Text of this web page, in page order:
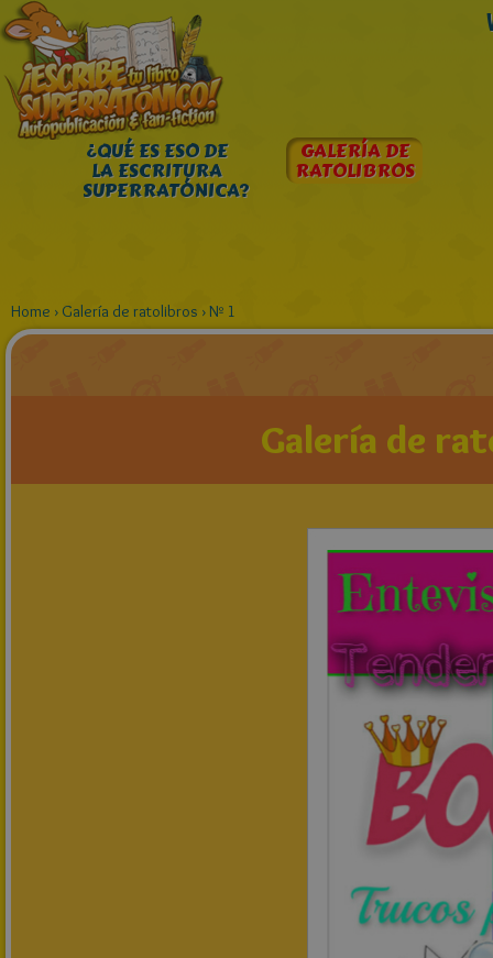
¿QUÉ ES ESO DE
LA ESCRITURA
SUPERRATÓNICA?
GALERÍA DE
RATOLIBROS
Home › Galería de ratolibros ›Nº 1
Galería de